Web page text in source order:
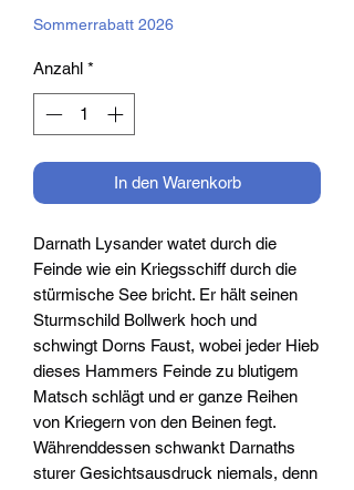
Sommerrabatt 2026
Anzahl *
In den Warenkorb
Darnath Lysander watet durch die
Feinde wie ein Kriegsschiff durch die
stürmische See bricht. Er hält seinen
Sturmschild Bollwerk hoch und
schwingt Dorns Faust, wobei jeder Hieb
dieses Hammers Feinde zu blutigem
Matsch schlägt und er ganze Reihen
von Kriegern von den Beinen fegt.
Währenddessen schwankt Darnaths
sturer Gesichtsausdruck niemals, denn